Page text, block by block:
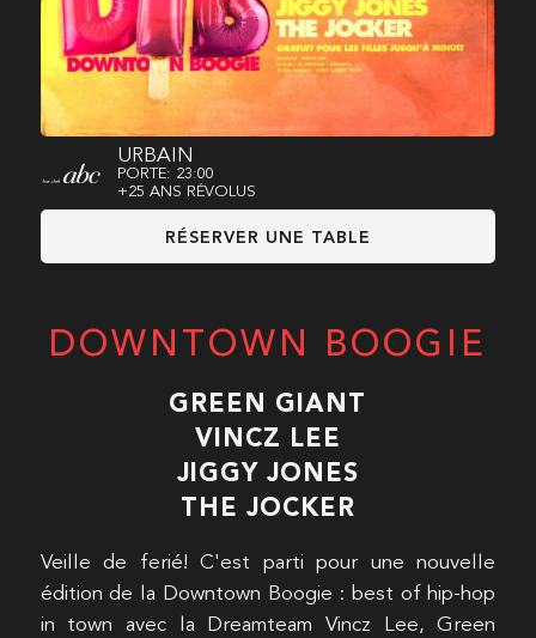
URBAIN
PORTE: 23:00
+25 ANS RÉVOLUS
RÉSERVER UNE TABLE
DOWNTOWN BOOGIE
GREEN GIANT
VINCZ LEE
JIGGY JONES
THE JOCKER
Veille de ferié! C'est parti pour une nouvelle
édition de la Downtown Boogie : best of hip-hop
in town avec la Dreamteam Vincz Lee, Green